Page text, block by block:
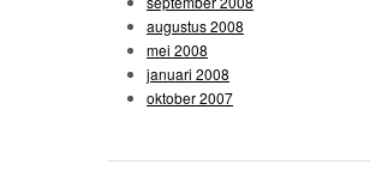
augustus 2008
mei 2008
januari 2008
oktober 2007